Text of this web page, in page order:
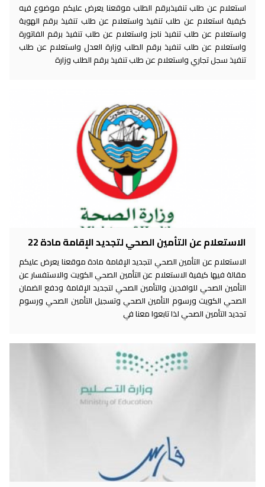
استعلام عن طلب تنفيذبرقم الطلب موقعنا يعرض عليكم موضوع فيه
كيفية استعلام عن طلب تنفيذ واستعلام عن طلب تنفيذ برقم الهوية
واستعلام عن طلب تنفيذ ناجز واستعلام عن طلب تنفيذ برقم الفاتورة
واستعلام عن طلب تنفيذ برقم الطلب وزارة العدل واستعلام عن طلب
تنفيذ سجل تجاري واستعلام عن طلب تنفيذ برقم الطلب وزارة
الاستعلام عن التأمين الصحي لتجديد الإقامة مادة 22
الاستعلام عن التأمين الصحي لتجديد الإقامة مادة موقعنا يعرض عليكم
مقالة فيها كيفية الاستعلام عن التأمين الصحي الكويت والاستفسار عن
التأمين الصحي للوافدين والتأمين الصحي لتجديد الإقامة ودفع الضمان
الصحي الكويت ورسوم التأمين الصحي وتسجيل التأمين الصحي ورسوم
تجديد التأمين الصحي لذا تابعوا معنا في